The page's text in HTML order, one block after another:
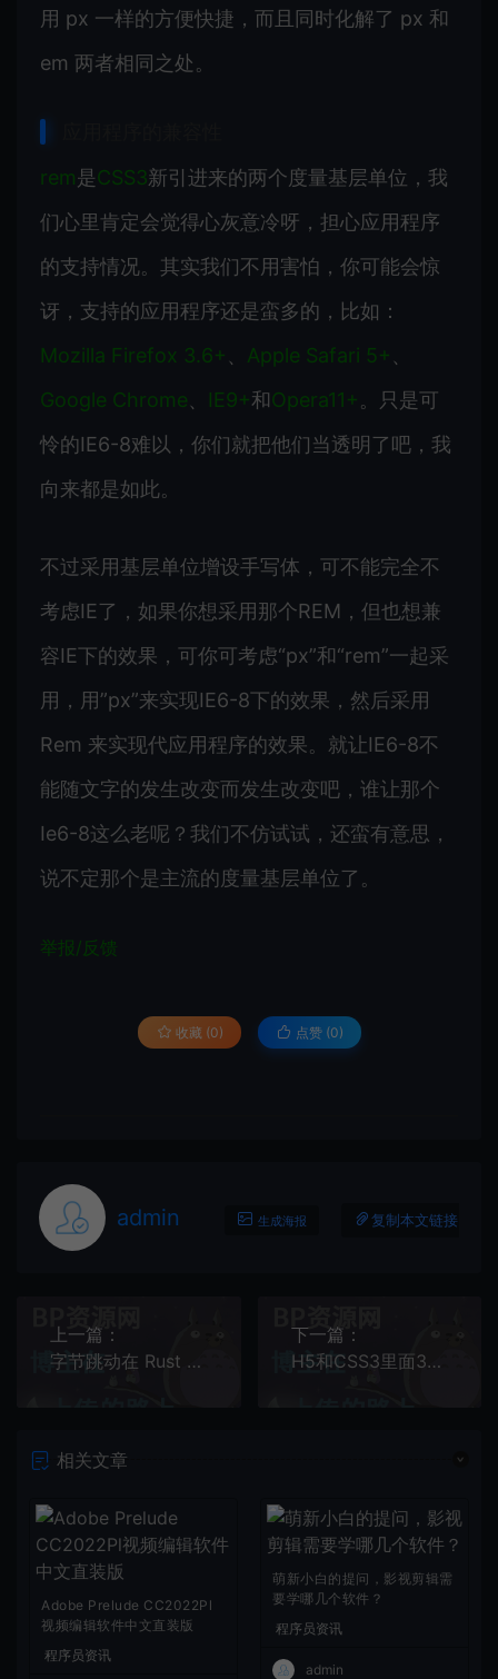
用 px 一样的方便快捷，而且同时化解了 px 和
em 两者相同之处。
rem是CSS3新引进来的两个度量基层单位，我
们心里肯定会觉得心灰意冷呀，担心应用程序
的支持情况。其实我们不用害怕，你可能会惊
讶，支持的应用程序还是蛮多的，比如：
Mozilla Firefox 3.6+
Apple Safari 5+
Google Chrome
IE9+和Opera11+。只是可
怜的IE6-8难以，你们就把他们当透明了吧，我
向来都是如此。
不过采用基层单位增设手写体，可不能完全不
考虑IE了，如果你想采用那个REM，但也想兼
容IE下的效果，可你可考虑“px”和“rem”一起采
用，用”px”来实现IE6-8下的效果，然后采用
Rem 来实现代应用程序的效果。就让IE6-8不
能随文字的发生改变而发生改变吧，谁让那个
Ie6-8这么老呢？我们不仿试试，还蛮有意思，
说不定那个是主流的度量基层单位了。
举报/反馈
收藏 (0) 点赞 (0)
admin 生成海报 复制本文链接
上一篇：
字节跳动在 Rust 微服务方向的探索和实践 | QCon
下一篇：
H5和CSS3里面3D动画的运用
相关文章
Adobe Prelude CC2022Pl
视频编辑软件中文直装版
程序员资讯
萌新小白的提问，影视剪辑需
要学哪几个软件？
程序员资讯
admin